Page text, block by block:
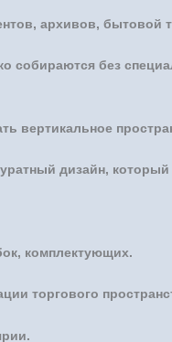
архивов, бытовой
без
вертикальное
дизайн,
комплектующих.
торгового